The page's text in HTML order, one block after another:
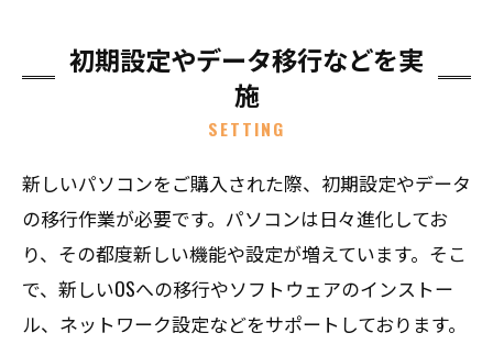
初期設定やデータ移行などを実
施
SETTING
新しいパソコンをご購入された際、初期設定やデータ
の移行作業が必要です。パソコンは日々進化してお
り、その都度新しい機能や設定が増えています。そこ
で、新しいOSへの移行やソフトウェアのインストー
ル、ネットワーク設定などをサポートしております。